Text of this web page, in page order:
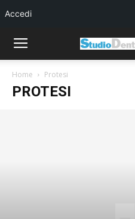
Home Protesi
PROTESI
Accedi